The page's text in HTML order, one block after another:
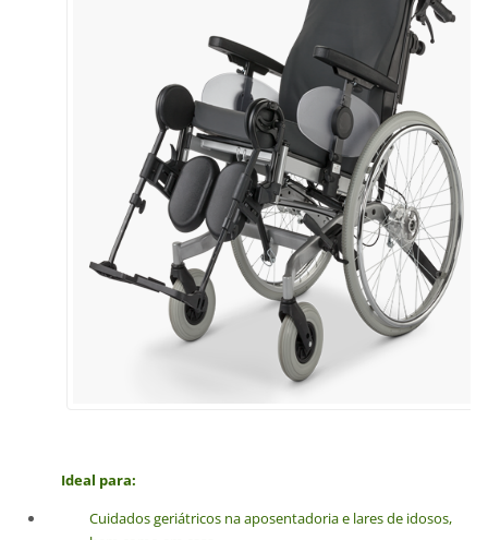
Ideal para:
Cuidados geriátricos na aposentadoria e lares de idosos,